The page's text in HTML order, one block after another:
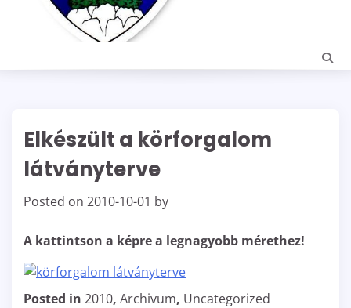
Elkészült a körforgalom
látványterve
Posted on 2010-10-01 by
A kattintson a képre a legnagyobb mérethez!
Posted in 2010, Archivum, Uncategorized